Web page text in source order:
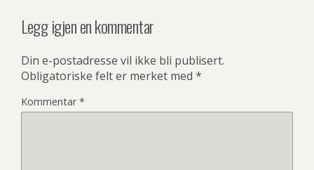
Legg igjen en kommentar
Din e-postadresse vil ikke bli publisert.
Obligatoriske felt er merket med *
Kommentar*